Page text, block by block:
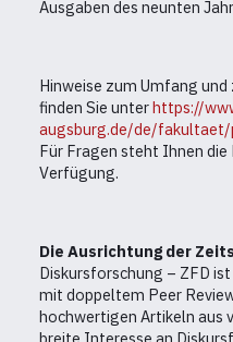
Ausgaben des neunten
Hinweise zum Umfang
finden Sie unterhttps://
augsburg.de/de/
Für Fragen steht Ihnen
Verfügung.
Die Ausrichtung der
Diskursforschung – ZFD
mit doppeltem Peer
hochwertigen Artikeln aus